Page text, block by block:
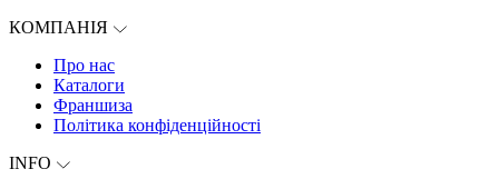
КОМПАНІЯ
Про нас
Каталоги
Франшиза
Політика конфіденційності
INFO